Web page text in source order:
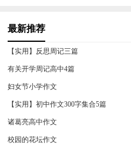
最新推荐
【实用】反思周记三篇
有关开学周记高中4篇
妇女节小学作文
【实用】初中作文300字集合5篇
诸葛亮高中作文
校园的花坛作文